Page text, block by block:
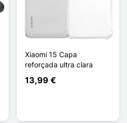
Xiaomi 15 Capa
reforçada ultra clara
13,99 €